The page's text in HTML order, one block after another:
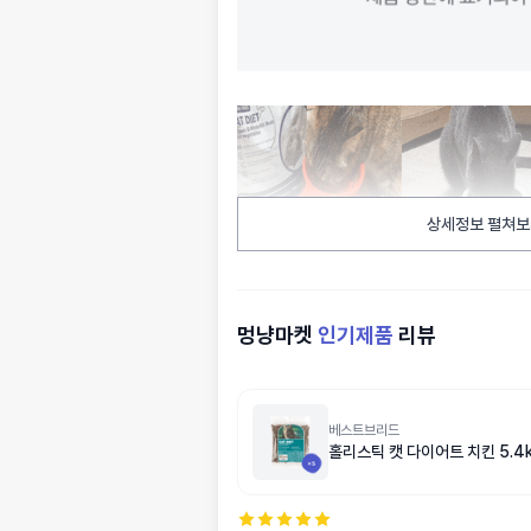
상세정보 펼쳐
멍냥마켓 인기제품 리뷰
베스트브리드
홀리스틱 캣 다이어트 치킨